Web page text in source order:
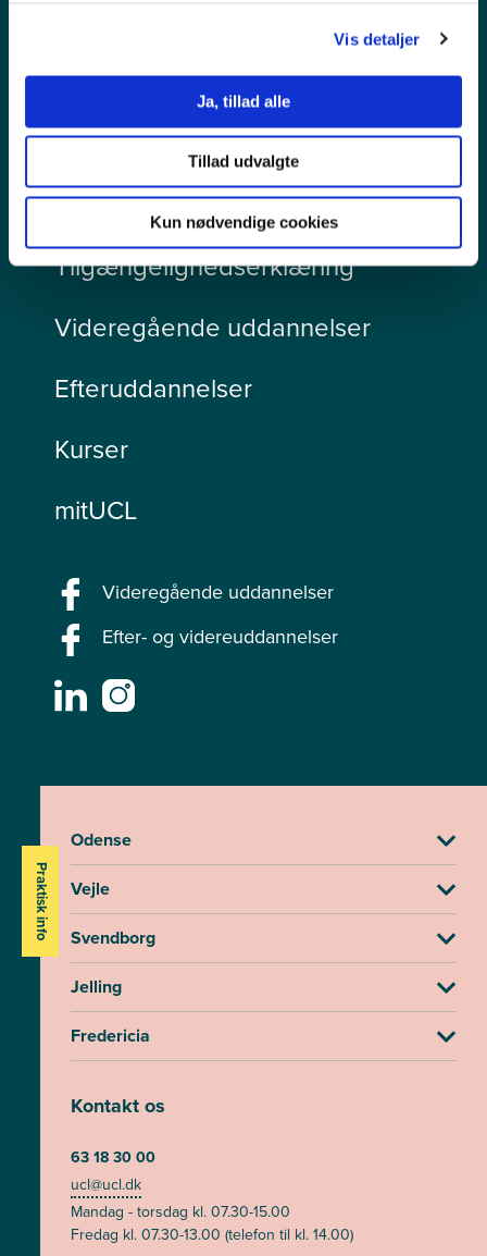
Vis detaljer
Ja, tillad alle
Tillad udvalgte
Kun nødvendige cookies
Pressekontakt
Ledige stillinger
Persondata
Tilgængelighedserklæring
Videregående uddannelser
Efteruddannelser
Kurser
mitUCL
Videregående uddannelser
Efter- og videreuddannelser
Praktisk info
Odense
Vejle
Svendborg
Jelling
Fredericia
Kontakt os
63 18 30 00
ucl@ucl.dk
Mandag - torsdag kl. 07.30-15.00
Fredag kl. 07.30-13.00 (telefon til kl. 14.00)